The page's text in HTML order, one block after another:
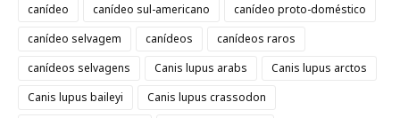
canídeo
canídeo sul-americano
canídeo proto-doméstico
canídeo selvagem
canídeos
canídeos raros
canídeos selvagens
Canis lupus arabs
Canis lupus arctos
Canis lupus baileyi
Canis lupus crassodon